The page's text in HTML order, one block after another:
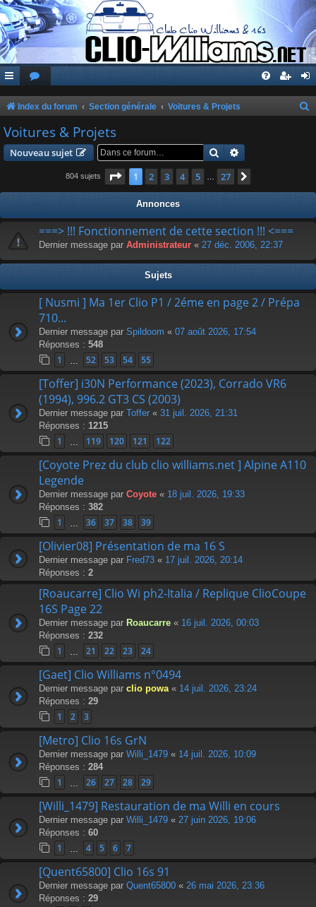
Index du forum Section générale Voitures & Projets
c
Voitures & Projets
Nouveau sujet Rechercher
804 sujets Page 1sur27
1 2 3 4 5 27
Annonces
===> !!! Fonctionnement de cette section !!! <===
Dernier message par Administrateur « 27 déc. 2006, 22:37
Sujets
[ Nusmi ] Ma 1er Clio P1 / 2éme en page 2 / Prépa
710...
Dernier message par Spildoom « 07 août 2026, 17:54
Réponses : 548
1 52 53 54 55
[Toffer] i30N Performance (2023), Corrado VR6
(1994), 996.2 GT3 CS (2003)
Dernier message par Toffer « 31 juil. 2026, 21:31
Réponses : 1215
1 119 120 121 122
[Coyote Prez du club clio williams.net ] Alpine A110
Legende
Dernier message par Coyote « 18 juil. 2026, 19:33
Réponses : 382
1 36 37 38 39
[Olivier08] Présentation de ma 16 S
Dernier message par Fred73 « 17 juil. 2026, 20:14
Réponses : 2
[Roaucarre] Clio Wi ph2-Italia / Replique ClioCoupe
16S Page 22
Dernier message par Roaucarre « 16 juil. 2026, 00:03
Réponses : 232
1 21 22 23 24
[Gaet] Clio Williams n°0494
Dernier message par clio powa « 14 juil. 2026, 23:24
Réponses : 29
1 2 3
[Metro] Clio 16s GrN
Dernier message par Willi_1479 « 14 juil. 2026, 10:09
Réponses : 284
1 26 27 28 29
[Willi_1479] Restauration de ma Willi en cours
Dernier message par Willi_1479 « 27 juin 2026, 19:06
Réponses : 60
1 4 5 6 7
[Quent65800] Clio 16s 91
Dernier message par Quent65800 « 26 mai 2026, 23:36
Réponses : 29